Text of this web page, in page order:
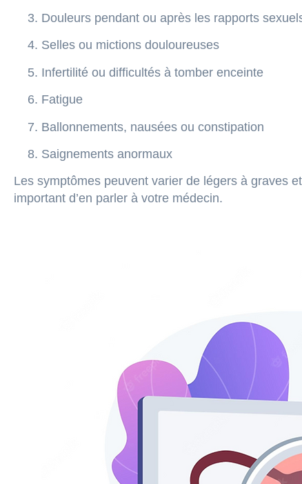
Douleurs pendant ou après les rapports
Selles ou mictions douloureuses
Infertilité ou difficultés à tomber enceinte
Fatigue
Ballonnements, nausées ou constipation
Saignements anormaux
Les symptômes peuvent varier de légers à graves
important d’en parler à votre médecin.